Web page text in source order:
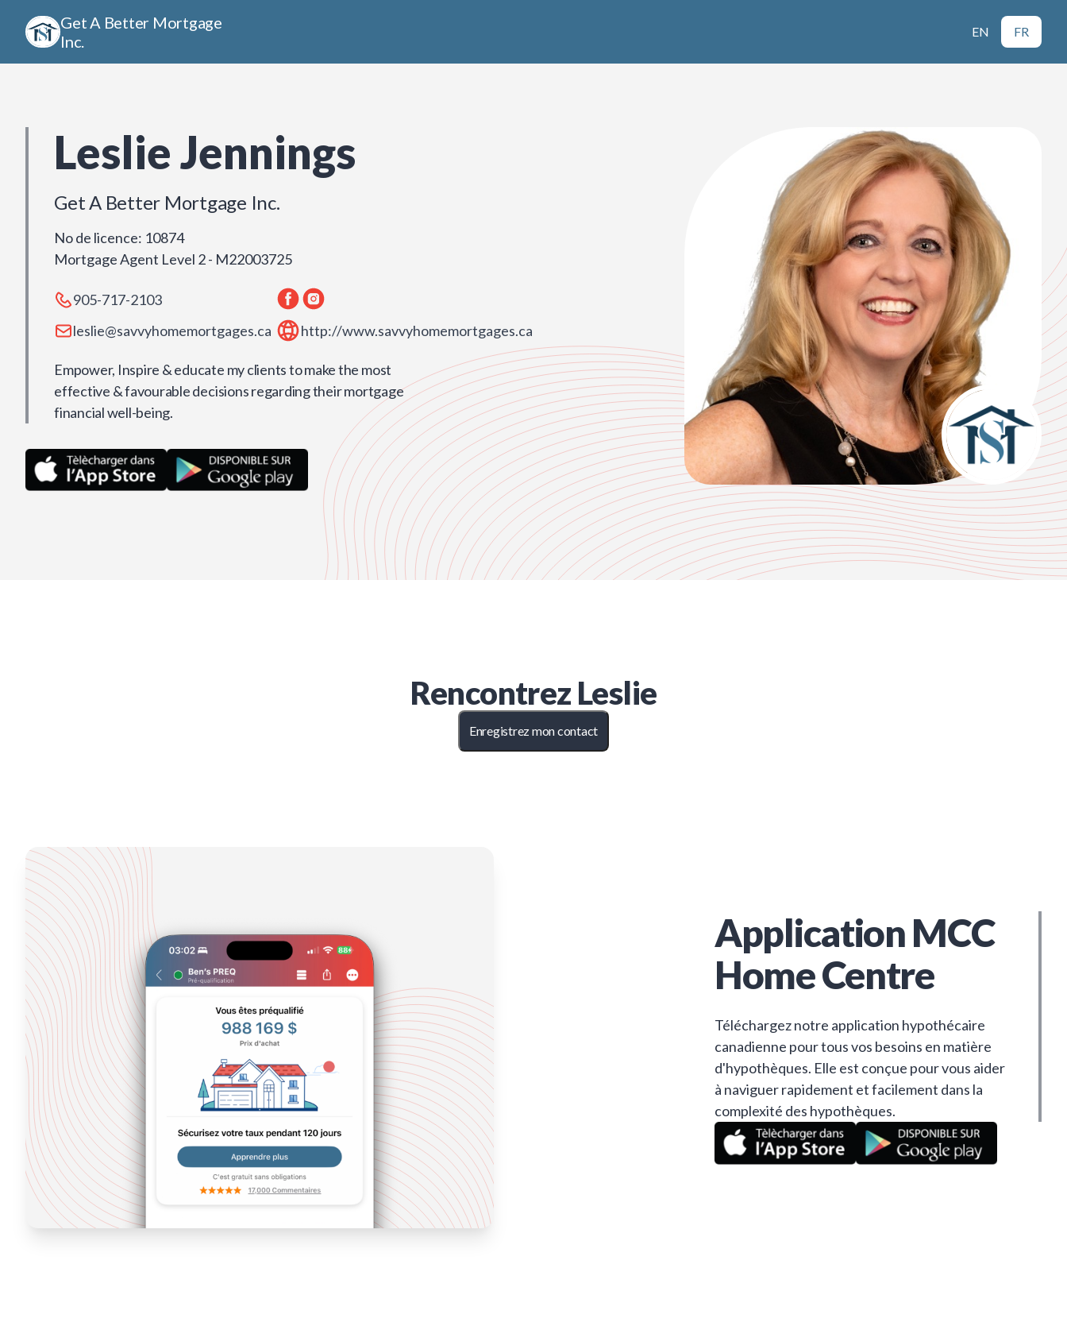
Get A Better Mortgage
Inc.
EN FR
Leslie Jennings
Get A Better Mortgage Inc.
No de licence: 10874
Mortgage Agent Level 2 - M22003725
905-717-2103
leslie@savvyhomemortgages.ca
http://www.savvyhomemortgages.ca
Empower, Inspire & educate my clients to make the most
effective & favourable decisions regarding their mortgage
financial well-being.
Rencontrez Leslie
Enregistrez mon contact
Application MCC
Home Centre
Téléchargez notre application hypothécaire
canadienne pour tous vos besoins en matière
d'hypothèques. Elle est conçue pour vous aider
à naviguer rapidement et facilement dans la
complexité des hypothèques.